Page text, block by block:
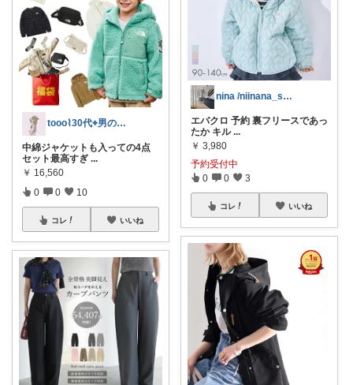
tooo⌇30代⌖男の子のママ👦🏻
中綿ジャケットも入っての4点
セット最高すぎ ...
￥ 16,560
0 0 10
コレ いいね
nina /niinana_san☜ig
エバクロ 予約 裏フリースであっ
たか キル ...
￥ 3,980
予約受付中
0 0 3
コレ いいね